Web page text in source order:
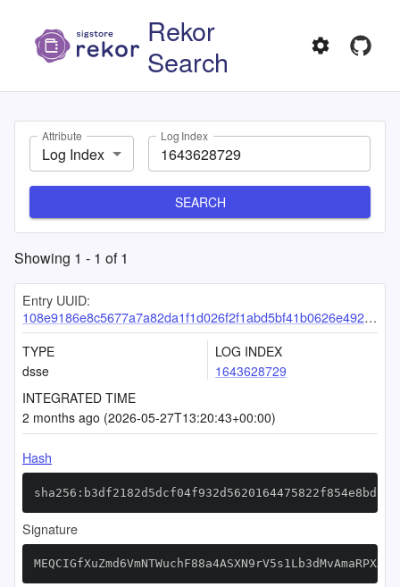
Rekor
Search
Attribute
Log Index
Log Index
SEARCH
Showing 1 - 1 of1
Entry UUID:
108e9186e8c5677a7a82da1f1d026f2f1abd5bf41b0626e49296fb0b497997050897680f8ffdd2c7
TYPE
dsse
LOG INDEX
1643628729
INTEGRATED TIME
2 months ago (2026-05-27T13:20:43+00:00)
Hash
Signature